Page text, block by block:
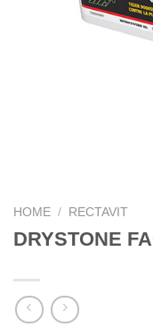
HOME / RECTAVIT
DRYSTONE